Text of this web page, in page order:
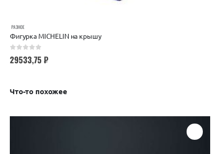
РАЗНОЕ
Фигурка MICHELIN на крышу
29533,75 ₽
Что-то похожее